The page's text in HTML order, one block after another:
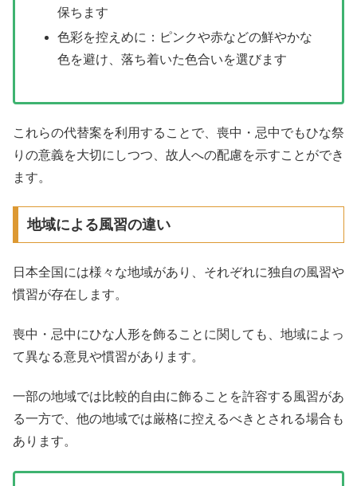
保ちます
色彩を控えめに：ピンクや赤などの鮮やかな
色を避け、落ち着いた色合いを選びます
これらの代替案を利用することで、喪中・忌中でもひな祭
りの意義を大切にしつつ、故人への配慮を示すことができ
ます。
地域による風習の違い
日本全国には様々な地域があり、それぞれに独自の風習や
慣習が存在します。
喪中・忌中にひな人形を飾ることに関しても、地域によっ
て異なる意見や慣習があります。
一部の地域では比較的自由に飾ることを許容する風習があ
る一方で、他の地域では厳格に控えるべきとされる場合も
あります。